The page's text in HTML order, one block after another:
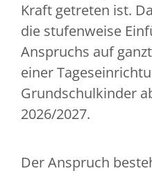
Kraft getreten ist.
die stufenweise
Anspruchs auf
einer
Grundschulkinder
2026/2027.
Der Anspruch